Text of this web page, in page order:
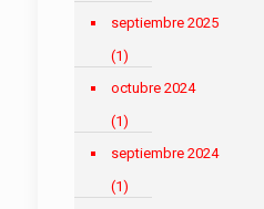
septiembre 2025
(1)
octubre 2024
(1)
septiembre 2024
(1)